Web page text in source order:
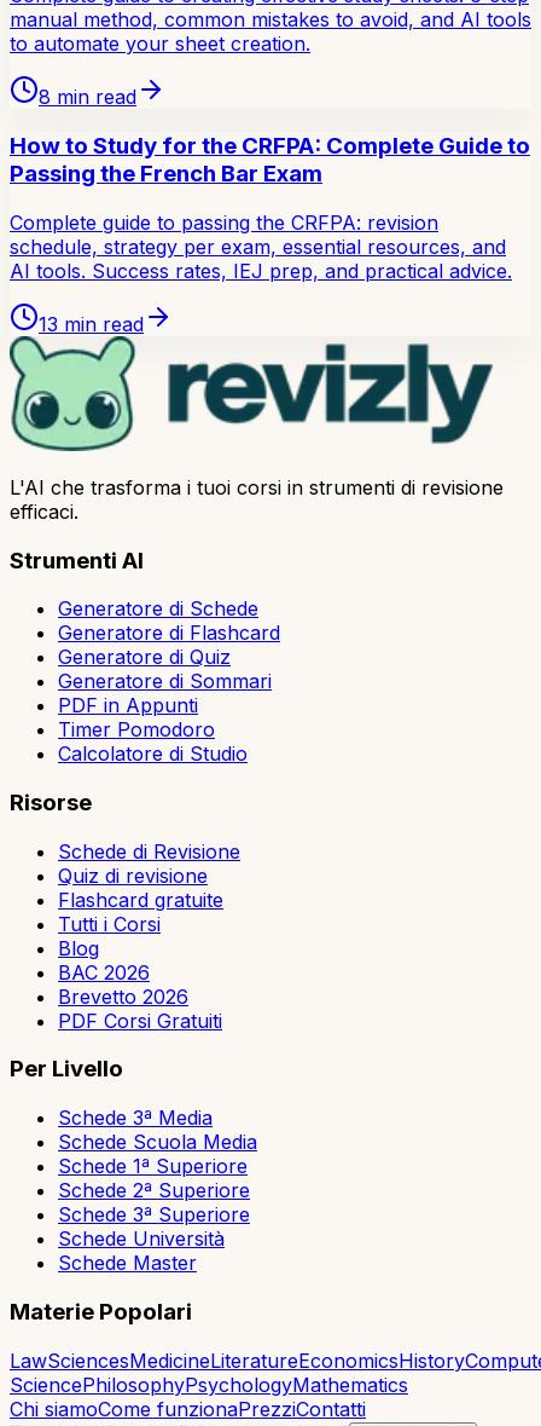
manual method, common mistakes to avoid, and AI tools
to automate your sheet creation.
8 min read
How to Study for the CRFPA: Complete Guide to
Passing the French Bar Exam
Complete guide to passing the CRFPA: revision
schedule, strategy per exam, essential resources, and
AI tools. Success rates, IEJ prep, and practical advice.
13 min read
L'AI che trasforma i tuoi corsi in strumenti di revisione
efficaci.
Strumenti AI
Generatore di Schede
Generatore di Flashcard
Generatore di Quiz
Generatore di Sommari
PDF in Appunti
Timer Pomodoro
Calcolatore di Studio
Risorse
Schede di Revisione
Quiz di revisione
Flashcard gratuite
Tutti i Corsi
Blog
BAC 2026
Brevetto 2026
PDF Corsi Gratuiti
Per Livello
Schede 3ª Media
Schede Scuola Media
Schede 1ª Superiore
Schede 2ª Superiore
Schede 3ª Superiore
Schede Università
Schede Master
Materie Popolari
LawSciencesMedicineLiteratureEconomicsHistory
SciencePhilosophyPsychologyMathematics
Chi siamoCome funzionaPrezziContatti